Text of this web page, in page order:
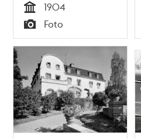
Tid
1904
Typ
Foto